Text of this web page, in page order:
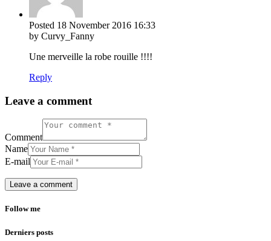
Posted 18 November 2016 16:33
by Curvy_Fanny
Une merveille la robe rouille !!!!
Reply
Leave a comment
Comment
Name
E-mail
Follow me
Derniers posts